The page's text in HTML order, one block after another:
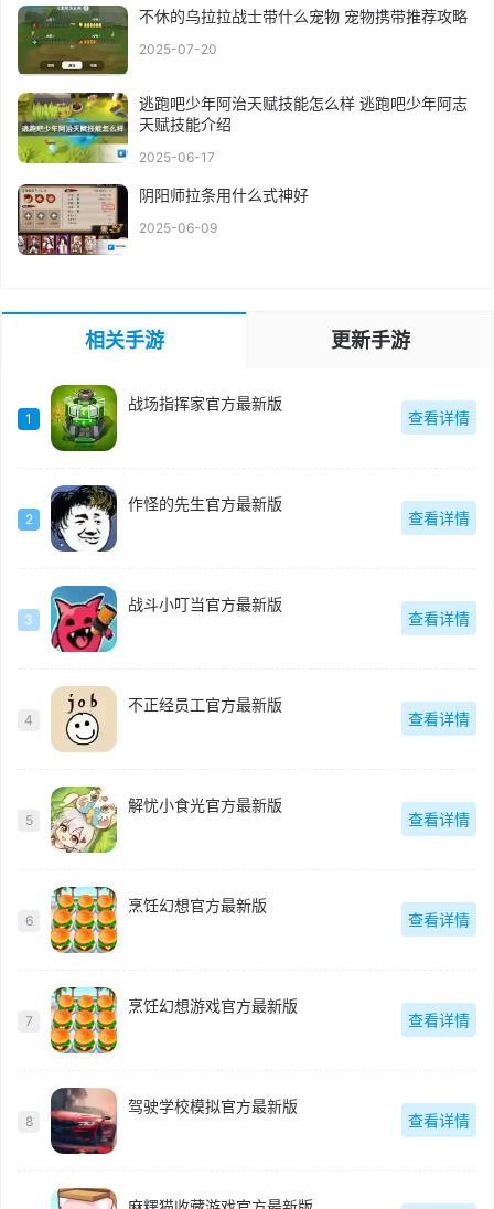
不休的乌拉拉战士带什么宠物 宠物携带推荐攻略
2025-07-20
逃跑吧少年阿治天赋技能怎么样 逃跑吧少年阿志
天赋技能介绍
2025-06-17
阴阳师拉条用什么式神好
2025-06-09
相关手游 更新手游
1
战场指挥家官方最新版
查看详情
2
作怪的先生官方最新版
查看详情
3
战斗小叮当官方最新版
查看详情
4
不正经员工官方最新版
查看详情
5
解忧小食光官方最新版
查看详情
6
烹饪幻想官方最新版
查看详情
7
烹饪幻想游戏官方最新版
查看详情
8
驾驶学校模拟官方最新版
查看详情